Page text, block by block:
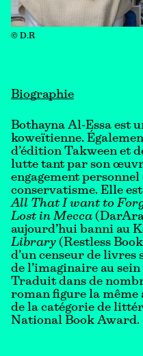
© D.R
Biographie
Bothayna Al-Essa est
koweïtienne.
d’édition Takween et
lutte tant par son
engagement
conservatisme. Elle
All That I want to
Lost in Mecca
aujourd’hui banni au
Library (Restless
d’un censeur de
de l’imaginaire au
Traduit dans de
roman figure la même
de la catégorie de
National Book Award.